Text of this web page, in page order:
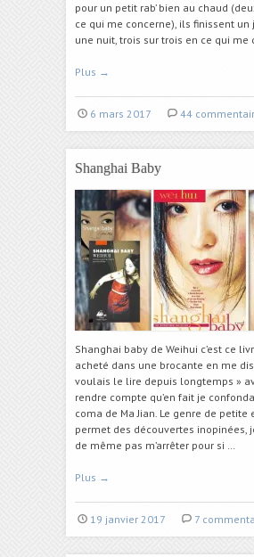
pour un petit rab’ bien au chaud
ce qui me concerne), ils finissent
une nuit, trois sur trois en ce qui me
Plus →
6 mars 2017 44
Shanghai Baby
Shanghai baby de Weihui c’est ce
acheté dans une brocante en me
voulais le lire depuis longtemps »
rendre compte qu’en fait je
coma de Ma Jian. Le genre de petite
permet des découvertes inopinées,
de même pas m’arrêter pour si …
Plus →
19 janvier 2017 7